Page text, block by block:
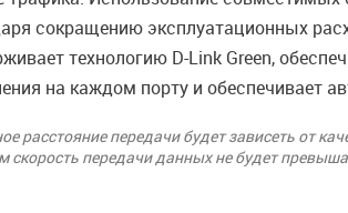
сокращению эксплуатационных
технологию D-Link Green,
на каждом порту и обеспечивает
расстояние передачи будет зависеть от
скорость передачи данных не будет